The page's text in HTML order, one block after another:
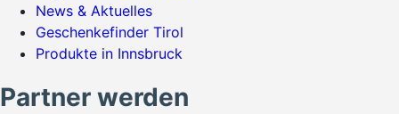
News & Aktuelles
Geschenkefinder Tirol
Produkte in Innsbruck
Partner werden